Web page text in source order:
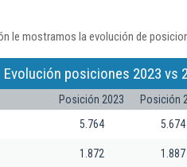
le mostramos la evolución de
Evolución posiciones 2023 vs
Posición 2023 Posición
5.764 5.674
1.872 1.887